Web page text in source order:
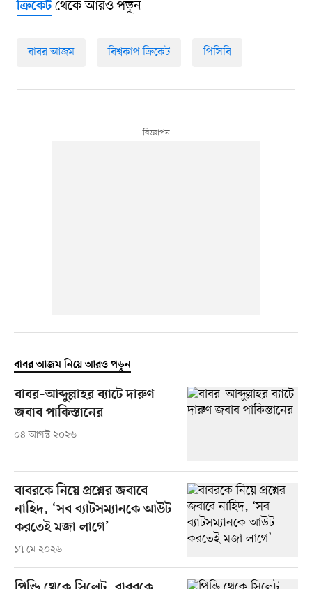
ক্রিকেটথেকে আরও পড়ুন
বাবর আজম বিশ্বকাপ ক্রিকেট পিসিবি
বাবর আজম নিয়ে আরও পড়ুন
বাবর–আব্দুল্লাহর ব্যাটে দারুণ
জবাব পাকিস্তানের
০৪ আগস্ট ২০২৬
বাবরকে নিয়ে প্রশ্নের জবাবে
নাহিদ, ‘সব ব্যাটসম্যানকে আউট
করতেই মজা লাগে’
১৭ মে ২০২৬